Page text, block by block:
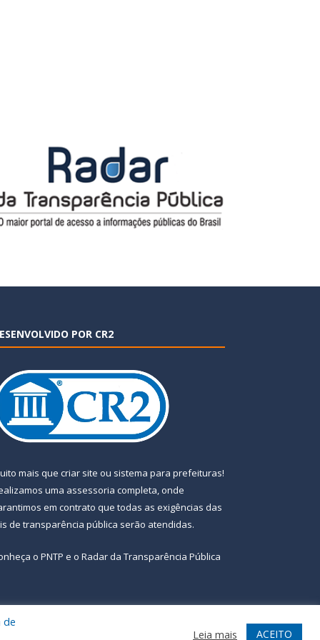
POR CR2
mais que criar site ou sistema para prefeituras!
uma assessoria completa, onde
em contrato que todas as exigências das
de transparência pública serão atendidas.
o PNTP e o Radar da Transparência Pública
Acessar Webmail
de
Leia mais ACEITO